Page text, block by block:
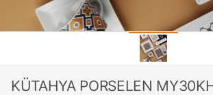
KÜTAHYA PORSELEN